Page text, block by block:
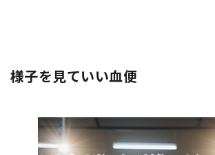
様子を見ていい血便